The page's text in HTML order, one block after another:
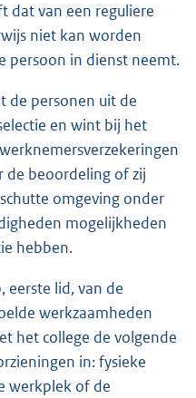
dat van een reguliere
niet kan worden
persoon in dienst neemt.
de personen uit de
en wint bij het
de beoordeling of zij
omgeving onder
mogelijkheden
hebben.
eerste lid, van de
werkzaamheden
het college de volgende
in: fysieke
werkplek of de